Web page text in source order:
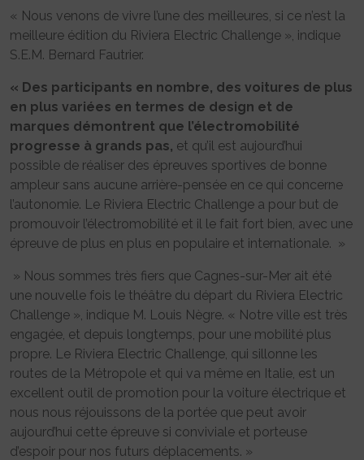
« Nous venons de vivre l’une des meilleures, si ce n’est la
meilleure édition du Riviera Electric Challenge », indique
S.E.M. Bernard Fautrier.
« Des participants en nombre, des voitures de plus
en plus variées en termes de design et de
marques démontrent que l’électromobilité
progresse à grands pas, et qu’il est aujourd’hui
possible de réaliser des épreuves sportives de bonne
ampleur sans aucune arrière-pensée en ce qui concerne
l’autonomie. Le Riviera Electric Challenge a pour but de
promouvoir l’électromobilité et il le fait fort bien, avec une
épreuve de plus en plus en populaire et internationale. »
» Nous sommes très fiers que Cagnes-sur-Mer ait été
une nouvelle fois le théâtre du départ du Riviera Electric
Challenge », indique M. Louis Nègre. « Notre ville est très
engagée, et depuis longtemps, pour une mobilité plus
propre. Le Riviera Electric Challenge, qui sillonne les
routes de la Métropole et qui va même en Italie, est un
excellent outil de promotion pour la voiture électrique et
nous nous réjouissons de la portée que peut avoir
aujourd’hui cette épreuve si conviviale et porteuse
d’espoir pour nos futurs déplacements. »